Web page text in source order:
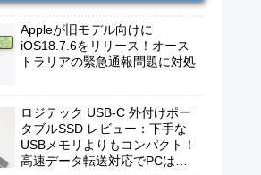
Appleが旧モデル向けに
iOS18.7.6をリリース！オース
トラリアの緊急通報問題に対処
ロジテック USB-C 外付けポー
タブルSSD レビュー：下手な
USBメモリよりもコンパクト！
高速データ転送対応でPCは勿